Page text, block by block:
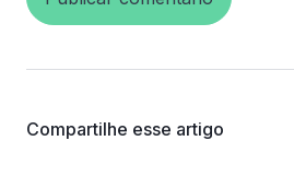
Compartilhe esse artigo